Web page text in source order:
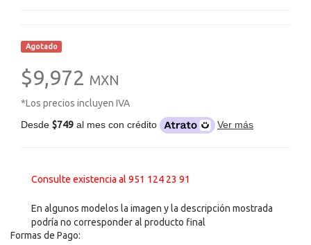
Agotado
$9,972 MXN
*Los precios incluyen IVA
Desde $749 al mes con crédito Ver más
Consulte existencia al 951 124 23 91
En algunos modelos la imagen y la descripción mostrada
podría no corresponder al producto final
Formas de Pago: